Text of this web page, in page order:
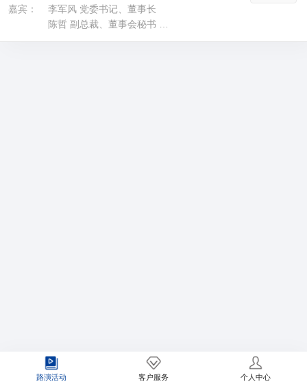
嘉宾：
李军风 党委书记、董事长
陈哲 副总裁、董事会秘书
路演活动 客户服务 个人中心